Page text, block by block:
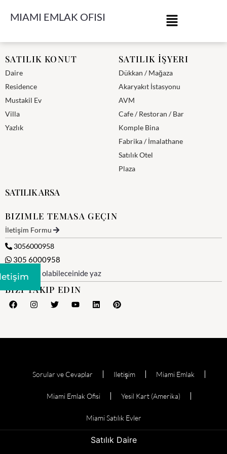
MIAMI EMLAK OFISI
Miami Emlak Ofisi
SATILIK KONUT
Daire
Residence
Mustakil Ev
Villa
Yazlık
SATILIK İŞYERI
Dükkan / Mağaza
Akaryakıt İstasyonu
AVM
Cafe / Restoran / Bar
Komple Bina
Fabrika / İmalathane
Satılık Otel
Plaza
SATILIK ARSA
BIZIMLE TEMASA GEÇIN
İletişim Formu
3056000958
305 6000958
WhatsApp olabileceinide yaz
BIZI TAKIP EDIN
Sorular ve Cevaplar Iletişim Miami Emlak
Miami Emlak Ofisi Yesil Kart (Amerika)
Miami Satılık Evler
Satılık Daire